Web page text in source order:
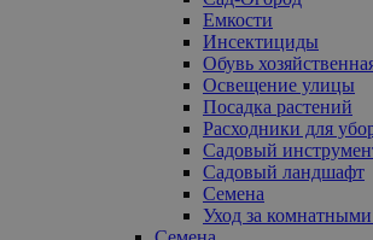
Емкости
Инсектициды
Обувь
Освещение улицы
Посадка растений
Расходники для
Садовый
Садовый ландшафт
Семена
Уход за